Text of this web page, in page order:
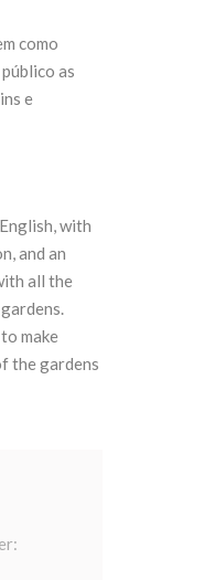
como
as
e
with
and an
all the
make
the gardens